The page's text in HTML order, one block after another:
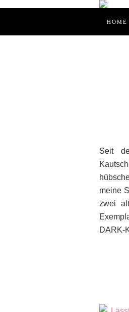
HOME
Seit
meine
zwei
DARK-